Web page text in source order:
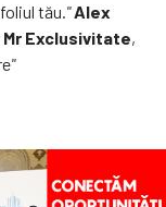
tău."Alex
Exclusivitate,
"